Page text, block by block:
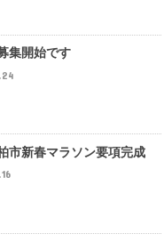
集開始です
市新春マラソン要項完成